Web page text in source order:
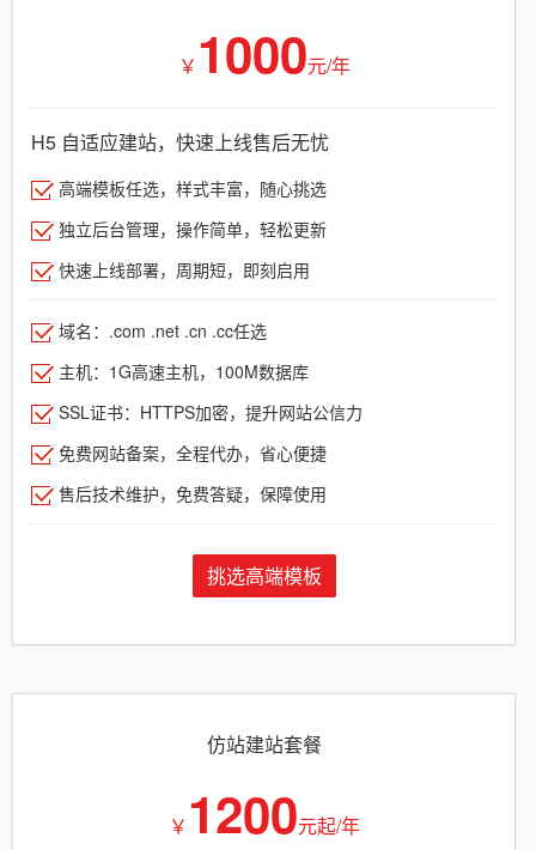
￥ 1000元/年
H5 自适应建站，快速上线售后无忧
高端模板任选，样式丰富，随心挑选
独立后台管理，操作简单，轻松更新
快速上线部署，周期短，即刻启用
域名：.com .net .cn .cc任选
主机：1G高速主机，100M数据库
SSL证书：HTTPS加密，提升网站公信力
免费网站备案，全程代办，省心便捷
售后技术维护，免费答疑，保障使用
挑选高端模板
仿站建站套餐
￥ 1200元起/年